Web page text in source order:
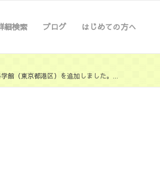
細検索 ブログ はじめての方へ
館（東京都港区）を追加しました。...